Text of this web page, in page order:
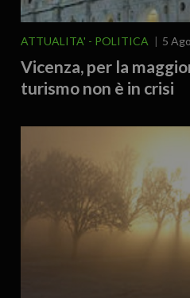
ATTUALITA' POLITICA 5
Vicenza, per la
turismo non è in crisi